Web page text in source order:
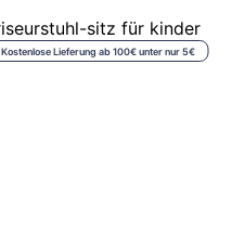
Kostenlose Lieferung ab 100€ unter nur 5€